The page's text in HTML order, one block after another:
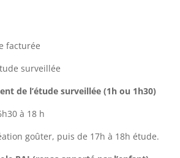
facturée
surveillée
de l’étude surveillée (1h ou 1h30)
à 18 h
goûter, puis de 17h à 18h étude.